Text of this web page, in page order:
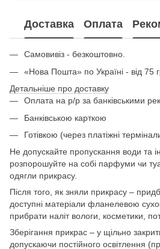
Доставка Оплата
Самовивіз - безкоштовно.
«Нова Пошта» по Україні - від 75
Детальніше про доставку
Оплата на р/р за банківськими
Банківською карткою
Готівкою (через платіжні
Не допускайте пропускання води та
розпорошуйте на собі парфуми чи
одягли прикрасу.
Після того, як зняли прикрасу –
доступні матеріали фланелевою
прибрати наліт вологи, косметики,
Зберігання прикрас – у щільно
допускаючи постійного освітлення